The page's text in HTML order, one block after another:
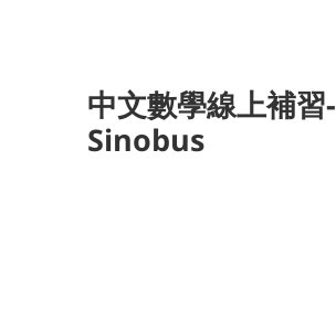
中文數學線上補習-
Sinobus